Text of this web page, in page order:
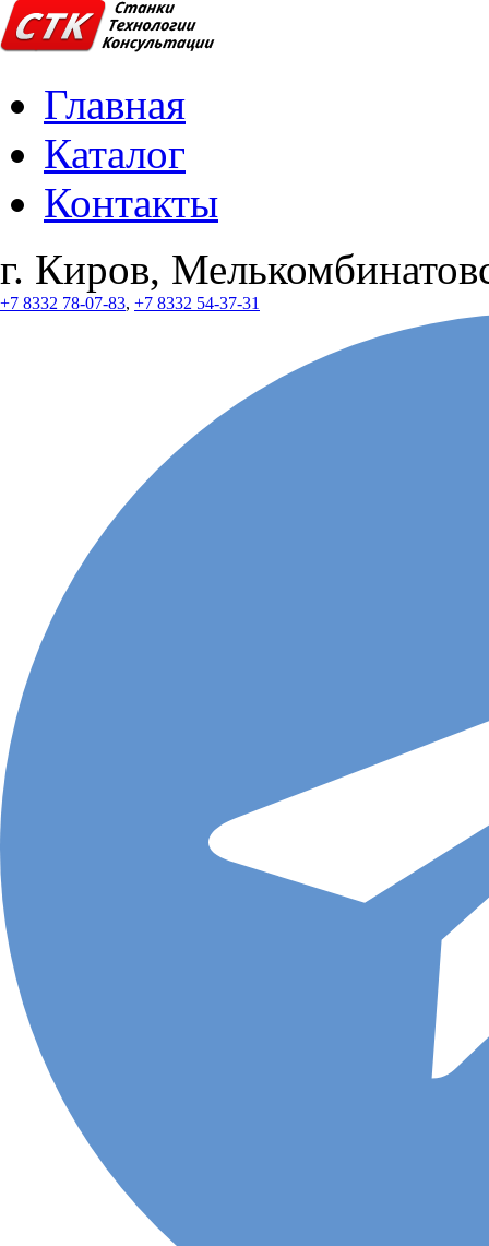
Главная
Каталог
Контакты
г. Киров,
+7 8332 78-07-83, +7 8332 54-37-31